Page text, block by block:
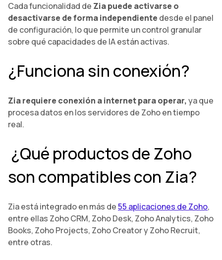
Cada funcionalidad de Zia puede activarse o
desactivarse de forma independiente desde el panel
de configuración, lo que permite un control granular
sobre qué capacidades de IA están activas.
¿Funciona sin conexión?
Zia requiere conexión a internet para operar,ya que
procesa datos en los servidores de Zoho en tiempo
real.
¿Qué productos de Zoho
son compatibles con Zia?
Zia está integrado en más de55 aplicaciones de Zoho,
entre ellas Zoho CRM, Zoho Desk, Zoho Analytics, Zoho
Books, Zoho Projects, Zoho Creator y Zoho Recruit,
entre otras.